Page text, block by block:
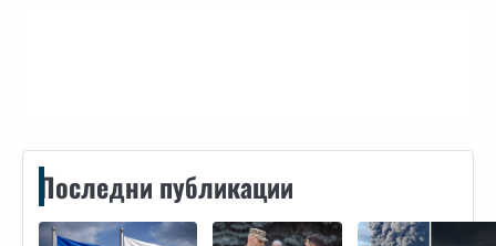
Последни публикации